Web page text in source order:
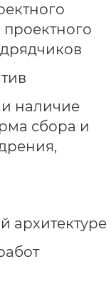
наличие
сбора и
архитектуре